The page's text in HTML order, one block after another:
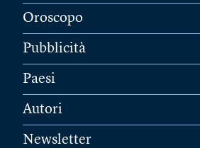
Oroscopo
Pubblicità
Paesi
Autori
Newsletter